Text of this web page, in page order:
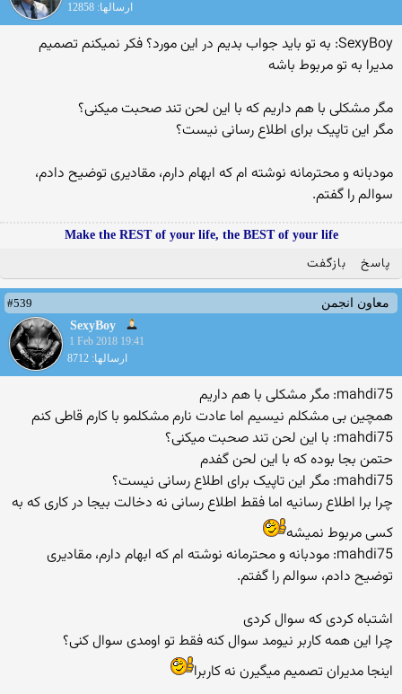
ارسالها: 12858
SexyBoy: به تو باید جواب بدیم در این مورد؟ فکر نمیکنم تصمیم
مدیرا به تو مربوط باشه
مگر مشکلی با هم داریم که با این لحن تند صحبت میکنی؟
مگر این تاپیک برای اطلاع رسانی نیست؟
مودبانه و محترمانه نوشته ام که ابهام دارم، مقادیری توضیح دادم،
سوالم را گفتم.
Make the REST of your life, the BEST of your life
پاسخ بازگفت
معاون انجمن
#539
SexyBoy
1 Feb 2018 19:41
ارسالها: 8712
mahdi75: مگر مشکلی با هم داریم
همچین بی مشکلم نیسیم اما عادت نارم مشکلمو با کارم قاطی کنم
mahdi75: با این لحن تند صحبت میکنی؟
حتمن بجا بوده که با این لحن گفدم
mahdi75: مگر این تاپیک برای اطلاع رسانی نیست؟
چرا برا اطلاع رسانیه اما فقط اطلاع رسانی نه دخالت بیجا در کاری که به
کسی مربوط نمیشه
mahdi75: مودبانه و محترمانه نوشته ام که ابهام دارم، مقادیری
توضیح دادم، سوالم را گفتم.
اشتباه کردی که سوال کردی
چرا این همه کاربر نیومد سوال کنه فقط تو اومدی سوال کنی؟
اینجا مدیران تصمیم میگیرن نه کاربرا